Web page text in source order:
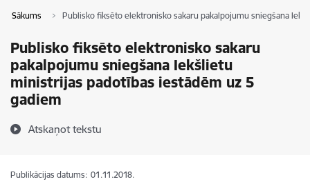
Sākums Publisko fiksēto elektronisko sakaru pakalpojumu sniegšana
Publisko fiksēto elektronisko sakaru
pakalpojumu sniegšana Iekšlietu
ministrijas padotības iestādēm uz 5
gadiem
Atskaņot tekstu
Publikācijas datums: 01.11.2018.